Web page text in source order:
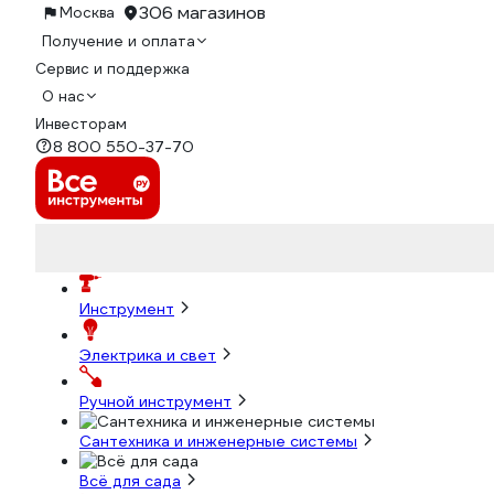
Москва 306 магазинов
Получение и оплата
Сервис и поддержка
О нас
Инвесторам
8 800 550-37-70
Инструмент
Электрика и свет
Ручной инструмент
Сантехника и инженерные системы
Всё для сада